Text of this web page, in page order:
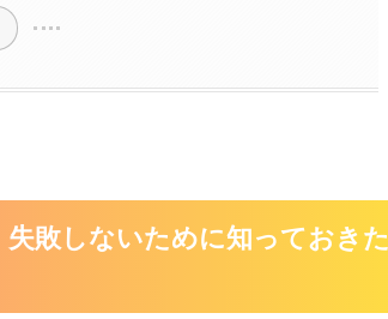
敗しないために知っておきた